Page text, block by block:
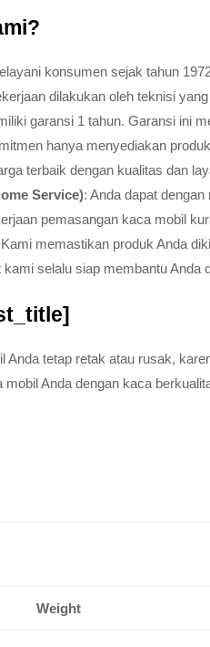
konsumen sejak tahun
dilakukan oleh teknisi
garansi 1 tahun. Garansi ini
hanya menyediakan
terbaik dengan kualitas dan
Service): Anda dapat
pemasangan kaca mobil
memastikan produk Anda
kami selalu siap membantu Anda
Anda tetap retak atau rusak,
Anda dengan kaca
Weight